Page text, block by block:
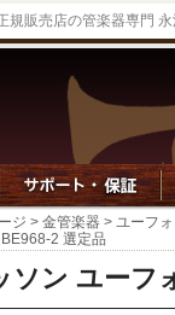
販売店の管楽器専門
ジ >金管楽器 >ユーフ
2 選定品
ソン ユーフ